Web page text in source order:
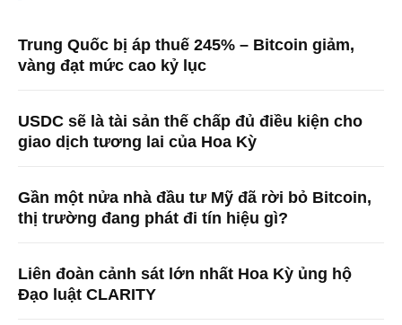
Trung Quốc bị áp thuế 245% – Bitcoin giảm,
vàng đạt mức cao kỷ lục
USDC sẽ là tài sản thế chấp đủ điều kiện cho
giao dịch tương lai của Hoa Kỳ
Gần một nửa nhà đầu tư Mỹ đã rời bỏ Bitcoin,
thị trường đang phát đi tín hiệu gì?
Liên đoàn cảnh sát lớn nhất Hoa Kỳ ủng hộ
Đạo luật CLARITY